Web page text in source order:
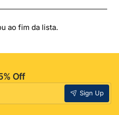
ao fim da lista.
Off
Sign Up